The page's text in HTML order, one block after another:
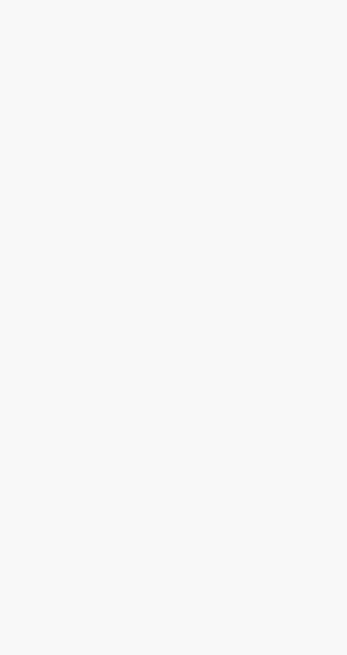
pán
Kunvaldu
pod Šumnou
náměstí
zaslal: David Kopecký,
Partnerství – děkujeme.
články